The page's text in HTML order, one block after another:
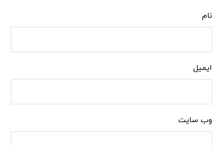
نام
ایمیل
وب‌ سایت